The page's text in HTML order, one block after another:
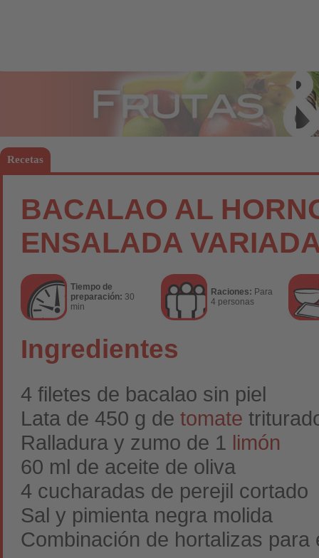
Recetas
BACALAO AL
ENSALADA
Tiempo de
preparación: 30
min
Raciones: Para
4 personas
Ingredientes
4 filetes de bacalao sin piel
Lata de 450 g de tomate
Ralladura y zumo de 1 limón
60 ml de aceite de oliva
4 cucharadas de perejil cortado
Sal y pimienta negra molida
Combinación de hortalizas para